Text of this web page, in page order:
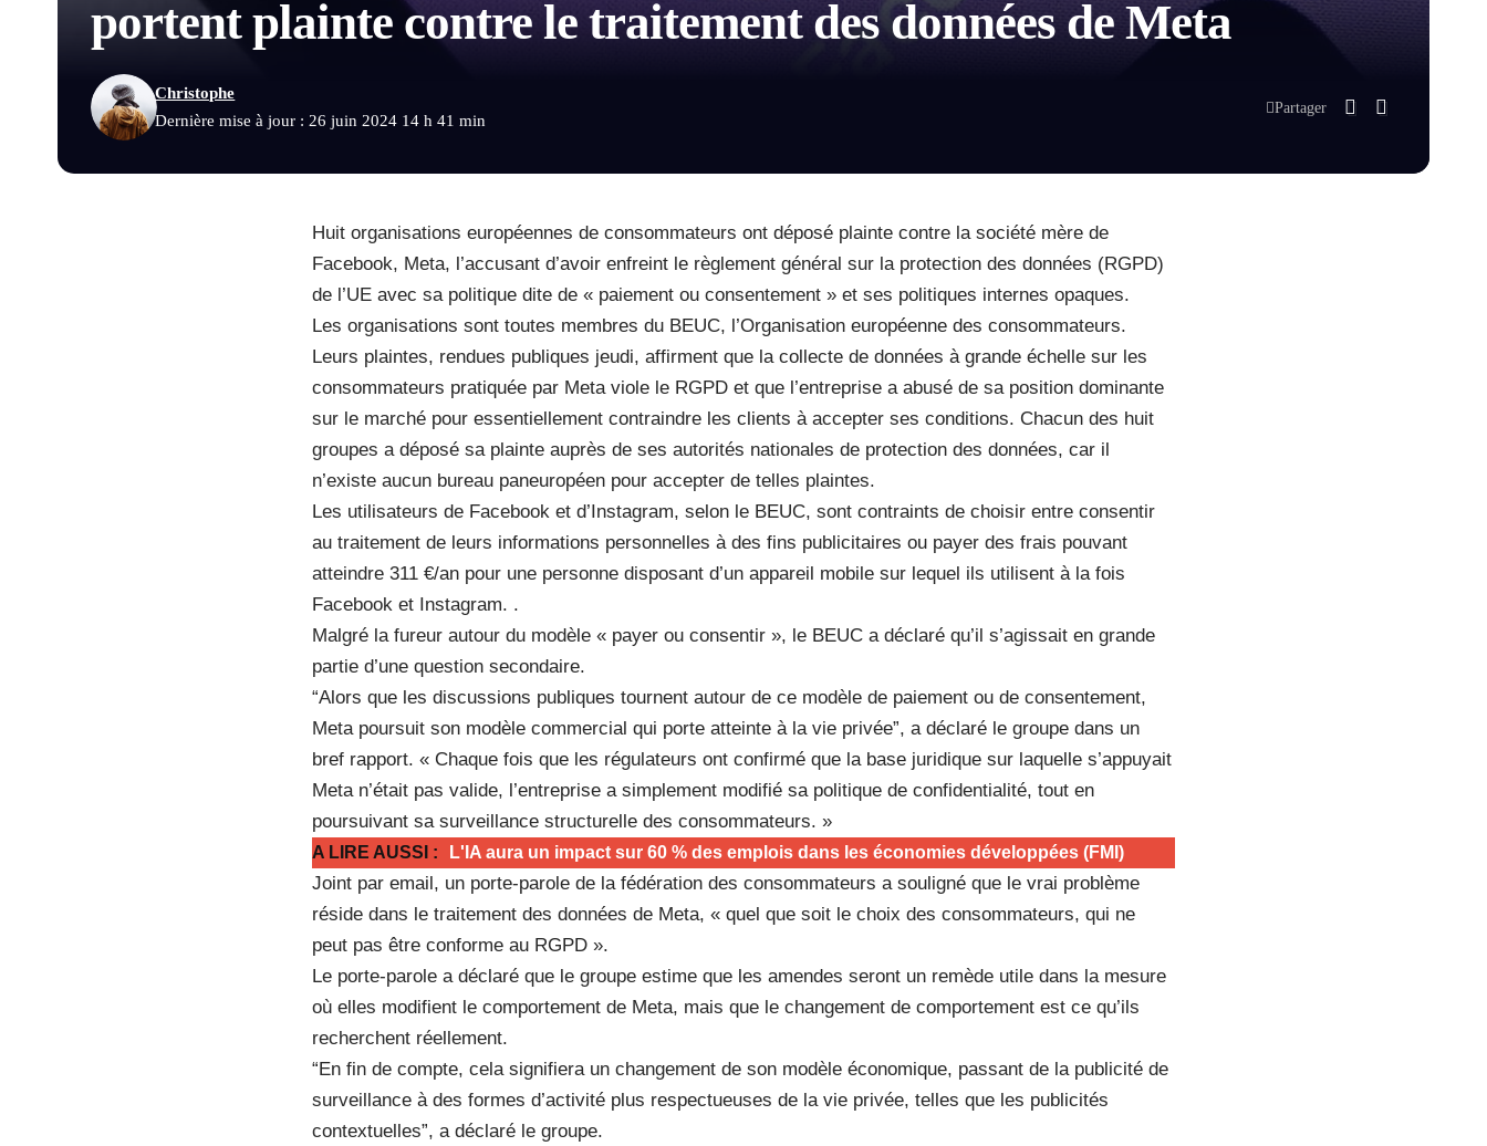
portent plainte contre le traitement des données de Meta
Dernière mise à jour : 26 juin 2024 14 h 41 min
Christophe
Partager
Huit organisations européennes de consommateurs ont déposé plainte contre la société mère de
Facebook, Meta, l’accusant d’avoir enfreint le règlement général sur la protection des données (RGPD)
de l’UE avec sa politique dite de « paiement ou consentement » et ses politiques internes opaques.
Les organisations sont toutes membres du BEUC, l’Organisation européenne des consommateurs.
Leurs plaintes, rendues publiques jeudi, affirment que la collecte de données à grande échelle sur les
consommateurs pratiquée par Meta viole le RGPD et que l’entreprise a abusé de sa position dominante
sur le marché pour essentiellement contraindre les clients à accepter ses conditions. Chacun des huit
groupes a déposé sa plainte auprès de ses autorités nationales de protection des données, car il
n’existe aucun bureau paneuropéen pour accepter de telles plaintes.
Les utilisateurs de Facebook et d’Instagram, selon le BEUC, sont contraints de choisir entre consentir
au traitement de leurs informations personnelles à des fins publicitaires ou payer des frais pouvant
atteindre 311 €/an pour une personne disposant d’un appareil mobile sur lequel ils utilisent à la fois
Facebook et Instagram. .
Malgré la fureur autour du modèle « payer ou consentir », le BEUC a déclaré qu’il s’agissait en grande
partie d’une question secondaire.
“Alors que les discussions publiques tournent autour de ce modèle de paiement ou de consentement,
Meta poursuit son modèle commercial qui porte atteinte à la vie privée”, a déclaré le groupe dans un
bref rapport. « Chaque fois que les régulateurs ont confirmé que la base juridique sur laquelle s’appuyait
Meta n’était pas valide, l’entreprise a simplement modifié sa politique de confidentialité, tout en
poursuivant sa surveillance structurelle des consommateurs. »
A LIRE AUSSI : L'IA aura un impact sur 60 % des emplois dans les économies développées (FMI)
Joint par email, un porte-parole de la fédération des consommateurs a souligné que le vrai problème
réside dans le traitement des données de Meta, « quel que soit le choix des consommateurs, qui ne
peut pas être conforme au RGPD ».
Le porte-parole a déclaré que le groupe estime que les amendes seront un remède utile dans la mesure
où elles modifient le comportement de Meta, mais que le changement de comportement est ce qu’ils
recherchent réellement.
“En fin de compte, cela signifiera un changement de son modèle économique, passant de la publicité de
surveillance à des formes d’activité plus respectueuses de la vie privée, telles que les publicités
contextuelles”, a déclaré le groupe.